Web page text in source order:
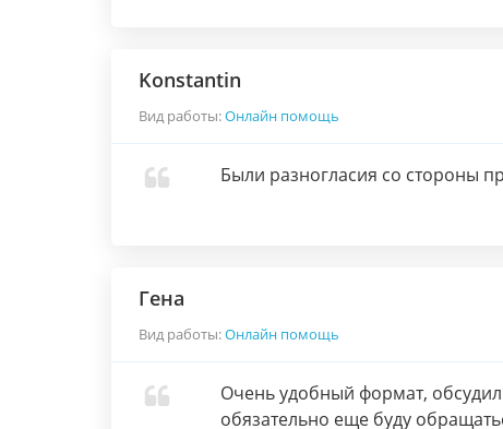
Konstantin
Вид работы:Онлайн помощь
Были разногласия со стороны
Гена
Вид работы:Онлайн помощь
Очень удобный формат,
обязательно еще буду